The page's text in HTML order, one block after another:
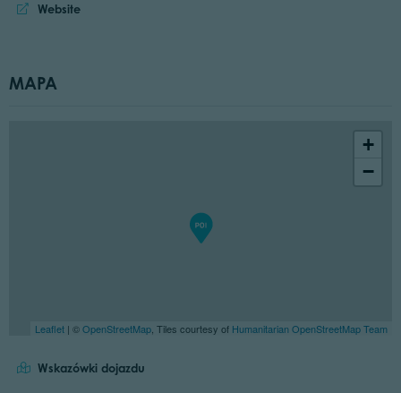
Website:
Website
MAPA
+
−
Leaflet | ©OpenStreetMap , Tiles courtesy of Humanitarian OpenStreetMap Team
Wskazówki dojazdu